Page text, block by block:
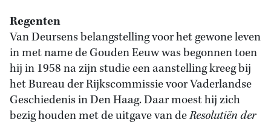
Regenten
Van Deursens belangstelling voor het gewone leven
in met name de Gouden Eeuw was begonnen toen
hij in 1958 na zijn studie een aanstelling kreeg bij
het Bureau der Rijkscommissie voor Vaderlandse
Geschiedenis in Den Haag. Daar moest hij zich
bezig houden met de uitgave van deResolutiën der